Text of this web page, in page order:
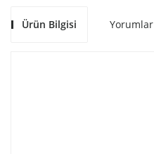
Ürün Bilgisi Yorumlar